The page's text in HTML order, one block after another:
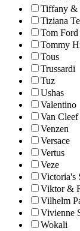
Tiffany &
Tiziana
Tom Ford
Tommy
Tous
Trussardi
Tuz
Ushas
Valentino
Van
Venzen
Versace
Vertus
Veze
Victoria's
Viktor &
Vilhelm
Vivienne
Wokali